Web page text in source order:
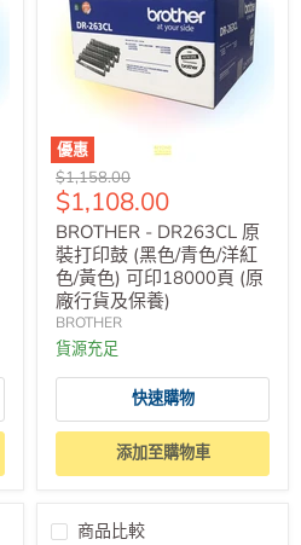
優惠
原
價
$1,158.00
售
價
$1,108.00
BROTHER - DR263CL 原
裝打印鼓 (黑色/青色/洋紅
色/黃色) 可印18000頁 (原
廠行貨及保養)
BROTHER
貨源充足
快速購物
添加至購物車
商品比較